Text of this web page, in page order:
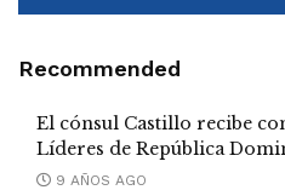
Recommended
El cónsul Castillo recibe
Líderes de República
9 AÑOS AGO